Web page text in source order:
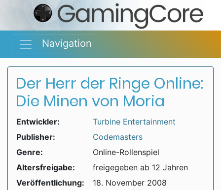
Navigation
Der Herr der Ringe Online:
Die Minen von Moria
Entwickler:
Turbine Entertainment
Publisher:
Codemasters
Genre:
Online-Rollenspiel
Altersfreigabe:
freigegeben ab 12 Jahren
Veröffentlichung:
18. November 2008